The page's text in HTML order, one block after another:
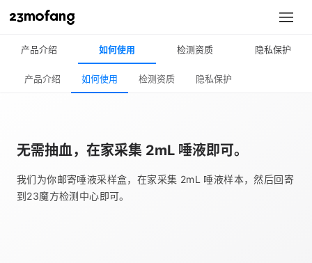
产品介绍 如何使用 检测资质 隐私保护
产品介绍 如何使用 检测资质 隐私保护
无需抽血，在家采集 2mL 唾液即可。
我们为你邮寄唾液采样盒，在家采集 2mL 唾液样本，然后回寄
到23魔方检测中心即可。